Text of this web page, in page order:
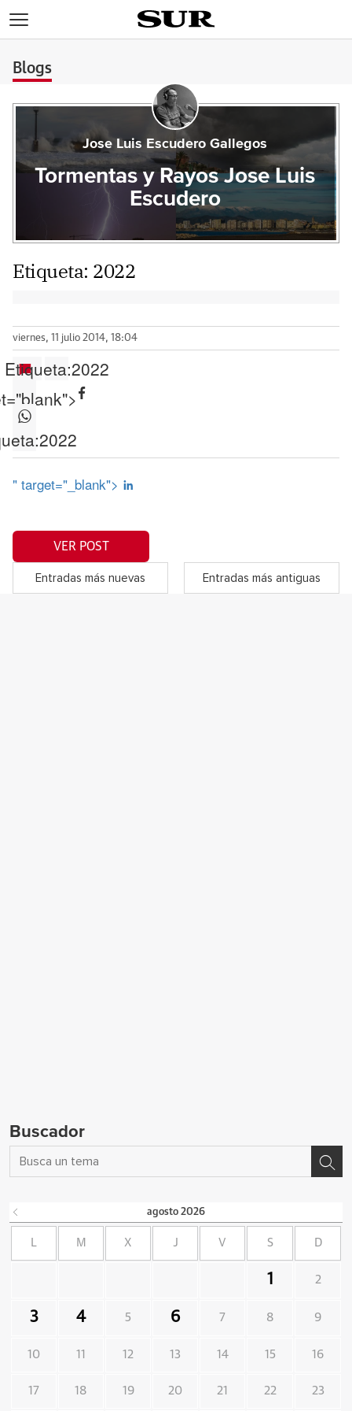
Blogs
Jose Luis Escudero Gallegos
Tormentas y Rayos Jose Luis
Escudero
Etiqueta: 2022
viernes, 11 julio 2014, 18:04
Etiqueta:2022
2022
" target="_blank">
VER POST
Entradas más nuevas Entradas más antiguas
Buscador
agosto 2026
L M X J V S D
1 2
3 4 5 6 7 8 9
10 11 12 13 14 15 16
17 18 19 20 21 22 23